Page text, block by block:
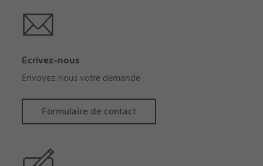
Écrivez-nous
Envoyez-nous votre demande
Formulaire de contact